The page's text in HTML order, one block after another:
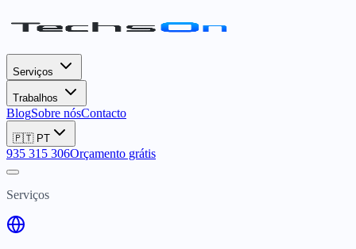
Serviços
Trabalhos
BlogSobre nósContacto
🇵🇹 PT
935 315 306Orçamento grátis
Serviços